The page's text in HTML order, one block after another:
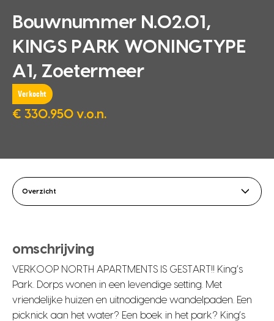
Bouwnummer N.02.01,
KINGS PARK WONINGTYPE
A1, Zoetermeer
Verkocht
€ 330.950 v.o.n.
Overzicht
omschrijving
VERKOOP NORTH APARTMENTS IS GESTART!! King’s
Park. Dorps wonen in een levendige setting. Met
vriendelijke huizen en uitnodigende wandelpaden. Een
picknick aan het water? Een boek in het park? King’s